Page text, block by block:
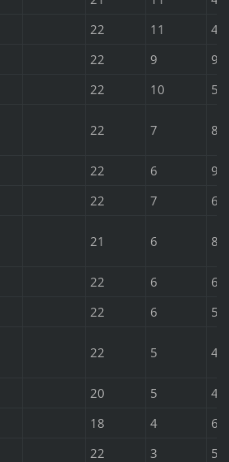
22 11
4
22 9
9
22 10
5
22 7 8
22 6
9
22 7
6
21 6 8
22 6
6
22 6
5
22 5 4
20 5
4
18 4
6
22 3
5